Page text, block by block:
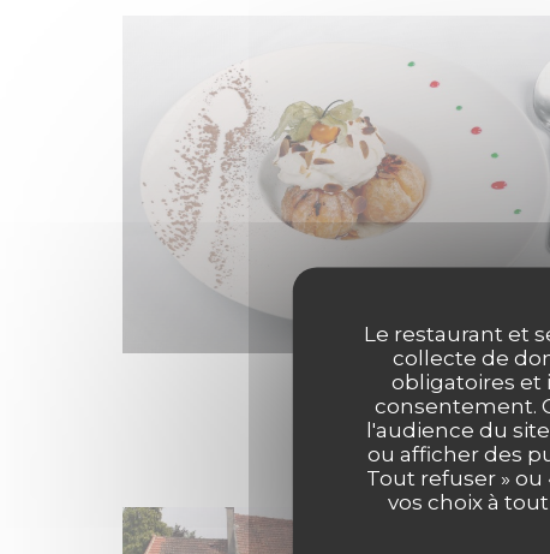
Le restaurant et
collecte de
obligatoires et
consentement.
l'audience du
ou afficher des
Tout refuser »
vos choix à